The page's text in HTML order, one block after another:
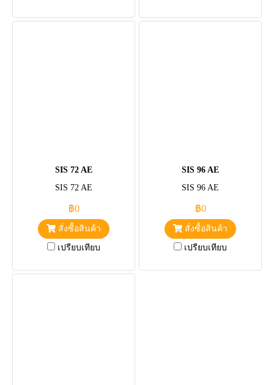
SIS 72 AE
SIS 72 AE
฿0
สั่งซื้อสินค้า
เปรียบเทียบ
SIS 96 AE
SIS 96 AE
฿0
สั่งซื้อสินค้า
เปรียบเทียบ